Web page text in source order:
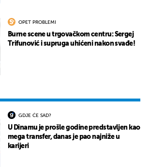
OPET PROBLEMI
Burne scene u trgovačkom centru: Sergej
Trifunović i supruga uhićeni nakon svađe!
GDJE ĆE SAD?
U Dinamu je prošle godine predstavljen kao
mega transfer, danas je pao najniže u
karijeri